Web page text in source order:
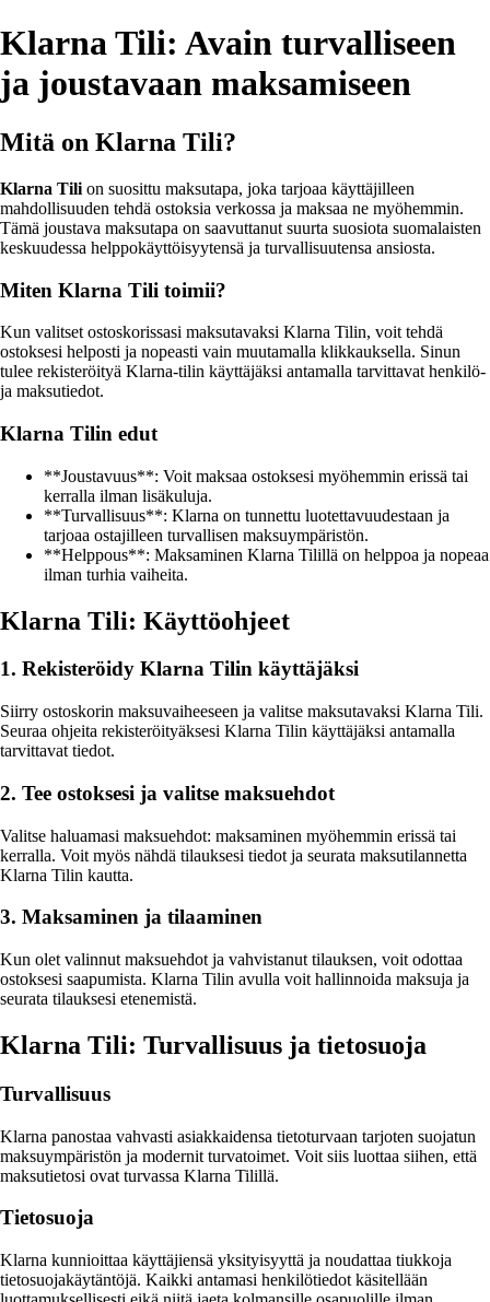
Klarna Tili: Avain turvalliseen
ja joustavaan maksamiseen
Mitä on Klarna Tili?
Klarna Tili on suosittu maksutapa, joka tarjoaa käyttäjilleen
mahdollisuuden tehdä ostoksia verkossa ja maksaa ne myöhemmin.
Tämä joustava maksutapa on saavuttanut suurta suosiota suomalaisten
keskuudessa helppokäyttöisyytensä ja turvallisuutensa ansiosta.
Miten Klarna Tili toimii?
Kun valitset ostoskorissasi maksutavaksi Klarna Tilin, voit tehdä
ostoksesi helposti ja nopeasti vain muutamalla klikkauksella. Sinun
tulee rekisteröityä Klarna-tilin käyttäjäksi antamalla tarvittavat henkilö-
ja maksutiedot.
Klarna Tilin edut
**Joustavuus**: Voit maksaa ostoksesi myöhemmin erissä tai
kerralla ilman lisäkuluja.
**Turvallisuus**: Klarna on tunnettu luotettavuudestaan ja
tarjoaa ostajilleen turvallisen maksuympäristön.
**Helppous**: Maksaminen Klarna Tilillä on helppoa ja nopeaa
ilman turhia vaiheita.
Klarna Tili: Käyttöohjeet
1. Rekisteröidy Klarna Tilin käyttäjäksi
Siirry ostoskorin maksuvaiheeseen ja valitse maksutavaksi Klarna Tili.
Seuraa ohjeita rekisteröityäksesi Klarna Tilin käyttäjäksi antamalla
tarvittavat tiedot.
2. Tee ostoksesi ja valitse maksuehdot
Valitse haluamasi maksuehdot: maksaminen myöhemmin erissä tai
kerralla. Voit myös nähdä tilauksesi tiedot ja seurata maksutilannetta
Klarna Tilin kautta.
3. Maksaminen ja tilaaminen
Kun olet valinnut maksuehdot ja vahvistanut tilauksen, voit odottaa
ostoksesi saapumista. Klarna Tilin avulla voit hallinnoida maksuja ja
seurata tilauksesi etenemistä.
Klarna Tili: Turvallisuus ja tietosuoja
Turvallisuus
Klarna panostaa vahvasti asiakkaidensa tietoturvaan tarjoten suojatun
maksuympäristön ja modernit turvatoimet. Voit siis luottaa siihen, että
maksutietosi ovat turvassa Klarna Tilillä.
Tietosuoja
Klarna kunnioittaa käyttäjiensä yksityisyyttä ja noudattaa tiukkoja
tietosuojakäytäntöjä. Kaikki antamasi henkilötiedot käsitellään